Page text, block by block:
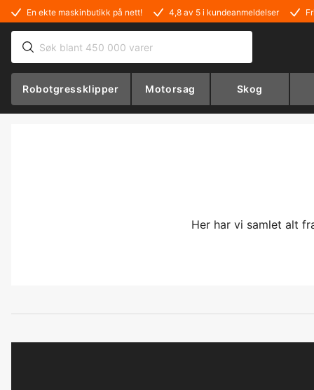
En ekte maskinbutikk på nett! 4,8 av 5 i kundeanmeldelser
Robotgressklipper Motorsag Skog
Her har vi samlet alt